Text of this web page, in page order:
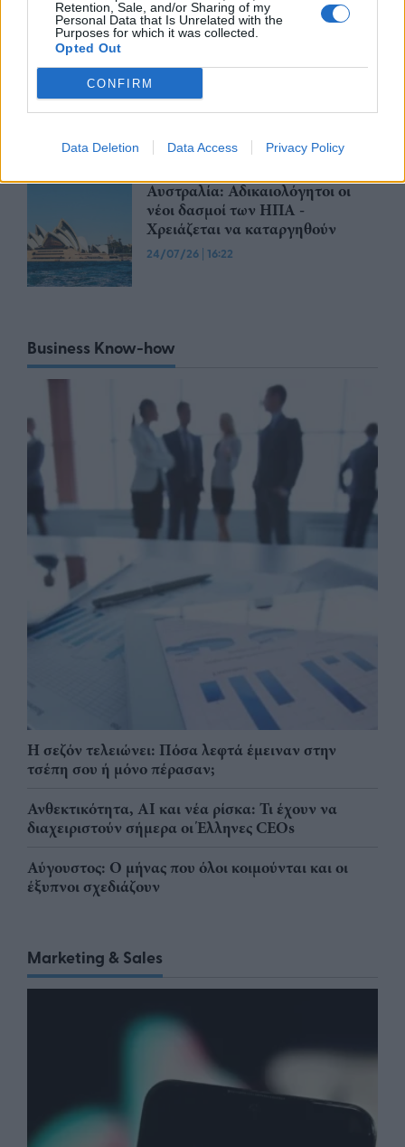
Retention, Sale, and/or Sharing of my
Personal Data that Is Unrelated with the
Purposes for which it was collected.
Opted Out
CONFIRM
Data Deletion Data Access Privacy Policy
28/07/26|11:29
Η Ιαπωνία επικρίνει τους νέους
τελωνειακούς δασμούς που
επέβαλαν οι Ηνωμένες Πολιτείες
Αυστραλία: Αδικαιολόγητοι οι
νέοι δασμοί των ΗΠΑ -
Χρειάζεται να καταργηθούν
24/07/26 | 16:22
Business Know-how
Η σεζόν τελειώνει: Πόσα λεφτά έμειναν στην
τσέπη σου ή μόνο πέρασαν;
Ανθεκτικότητα, AI και νέα ρίσκα: Τι έχουν να
διαχειριστούν σήμερα οι Έλληνες CEOs
Αύγουστος: Ο μήνας που όλοι κοιμούνται και οι
έξυπνοι σχεδιάζουν
Marketing & Sales